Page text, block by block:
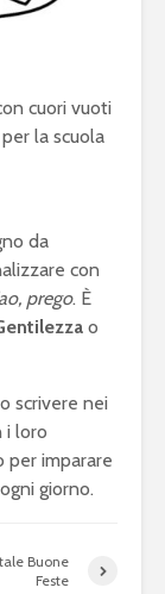
cuori vuoti
la scuola
da
con
prego. È
o
scrivere nei
i loro
per imparare
giorno.
Buone
Feste